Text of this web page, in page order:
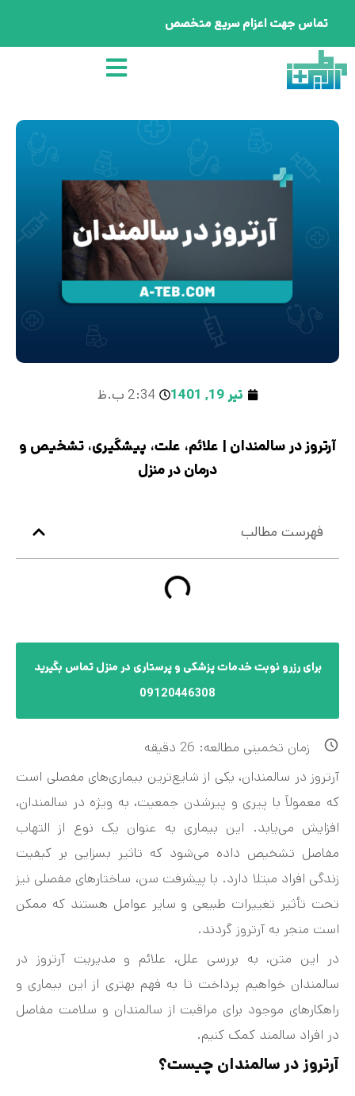
تماس جهت اعزام سریع متخصص
تیر 19, 1401 2:34 ب.ظ
آرتروز در سالمندان | علائم، علت، پیشگیری، تشخیص و
درمان در منزل
فهرست مطالب
برای رزرو نوبت خدمات پزشکی و پرستاری در منزل تماس بگیرید
09120446308
زمان تخمینی مطالعه: 26 دقیقه
آرتروز در سالمندان، یکی از شایع‌ترین بیماری‌های مفصلی است
که معمولاً با پیری و پیرشدن جمعیت، به ویژه در سالمندان،
افزایش می‌یابد. این بیماری به عنوان یک نوع از التهاب
مفاصل تشخیص داده می‌شود که تاثیر بسزایی بر کیفیت
زندگی افراد مبتلا دارد. با پیشرفت سن، ساختارهای مفصلی نیز
تحت تأثیر تغییرات طبیعی و سایر عوامل هستند که ممکن
است منجر به آرتروز گردند.
در این متن، به بررسی علل، علائم و مدیریت آرتروز در
سالمندان خواهیم پرداخت تا به فهم بهتری از این بیماری و
راهکارهای موجود برای مراقبت از سالمندان و سلامت مفاصل
در افراد سالمند کمک کنیم.
آرتروز در سالمندان چیست؟